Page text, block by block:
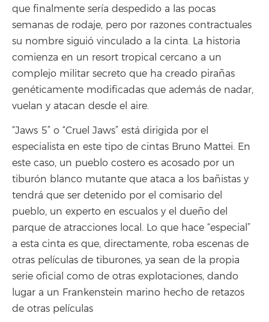
que finalmente sería despedido a las pocas
semanas de rodaje, pero por razones contractuales
su nombre siguió vinculado a la cinta. La historia
comienza en un resort tropical cercano a un
complejo militar secreto que ha creado pirañas
genéticamente modificadas que además de nadar,
vuelan y atacan desde el aire.
“Jaws 5” o “Cruel Jaws” está dirigida por el
especialista en este tipo de cintas Bruno Mattei. En
este caso, un pueblo costero es acosado por un
tiburón blanco mutante que ataca a los bañistas y
tendrá que ser detenido por el comisario del
pueblo, un experto en escualos y el dueño del
parque de atracciones local. Lo que hace “especial”
a esta cinta es que, directamente, roba escenas de
otras películas de tiburones, ya sean de la propia
serie oficial como de otras explotaciones, dando
lugar a un Frankenstein marino hecho de retazos
de otras películas